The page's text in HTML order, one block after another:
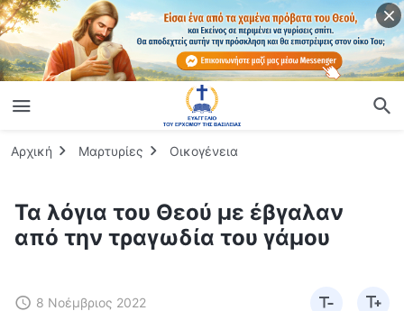
Αρχική Μαρτυρίες Οικογένεια
Τα λόγια του Θεού με έβγαλαν
από την τραγωδία του γάμου
8 Νοέμβριος 2022